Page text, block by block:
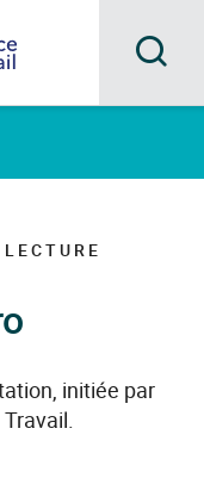
la
initiée par